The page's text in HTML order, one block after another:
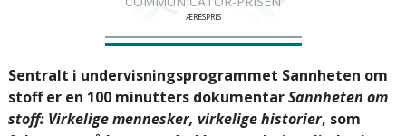
ÆRESPRIS
Sentralt i undervisningsprogrammet Sannheten om
stoff er en 100 minutters dokumentarSannheten om
stoff: Virkelige mennesker, virkelige historier, som